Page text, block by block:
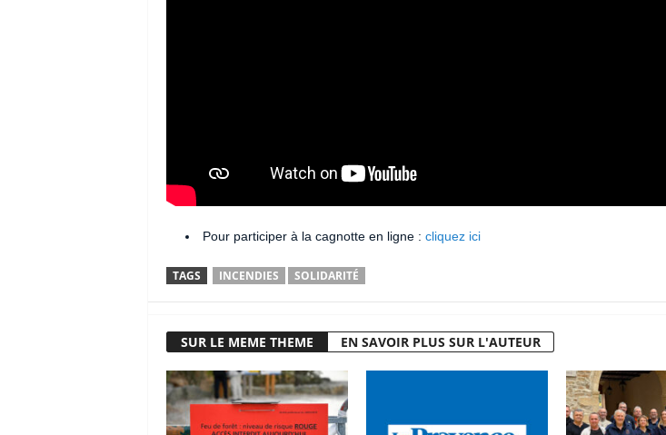
Pour participer à la cagnotte en ligne : cliquez ici
TAGS INCENDIES SOLIDARITÉ
SUR LE MEME THEME EN SAVOIR PLUS SUR L'AUTEUR